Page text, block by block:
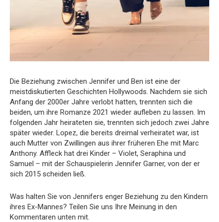
Die Beziehung zwischen Jennifer und Ben ist eine der
meistdiskutierten Geschichten Hollywoods. Nachdem sie sich
Anfang der 2000er Jahre verlobt hatten, trennten sich die
beiden, um ihre Romanze 2021 wieder aufleben zu lassen. Im
folgenden Jahr heirateten sie, trennten sich jedoch zwei Jahre
später wieder. Lopez, die bereits dreimal verheiratet war, ist
auch Mutter von Zwillingen aus ihrer früheren Ehe mit Marc
Anthony. Affleck hat drei Kinder – Violet, Seraphina und
Samuel – mit der Schauspielerin Jennifer Garner, von der er
sich 2015 scheiden ließ.
Was halten Sie von Jennifers enger Beziehung zu den Kindern
ihres Ex-Mannes? Teilen Sie uns Ihre Meinung in den
Kommentaren unten mit.